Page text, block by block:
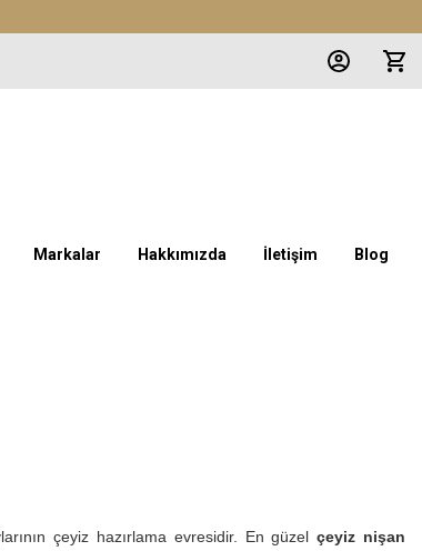
Markalar Hakkımızda İletişim Blog
çeyiz hazırlama evresidir. En güzelçeyiz nişan